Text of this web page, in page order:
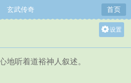
玄武传奇 首页
设置
听着道裕神人叙述。